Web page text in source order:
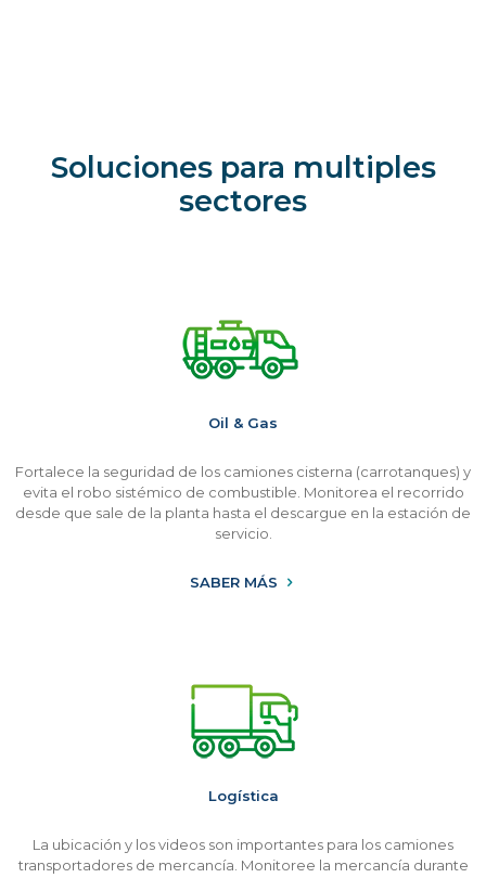
Soluciones para multiples
sectores
Oil & Gas
Fortalece la seguridad de los camiones cisterna (carrotanques) y
evita el robo sistémico de combustible. Monitorea el recorrido
desde que sale de la planta hasta el descargue en la estación de
servicio.
SABER MÁS
Logística
La ubicación y los videos son importantes para los camiones
transportadores de mercancía. Monitoree la mercancía durante